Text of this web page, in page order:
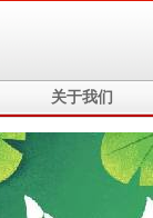
关于我们